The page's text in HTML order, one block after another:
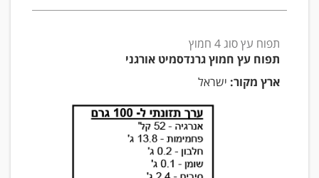
תפוח עץ סוג 4 חמוץ
תפוח עץ חמוץ גרנדסמיט אורגני
ארץ מקור: ישראל